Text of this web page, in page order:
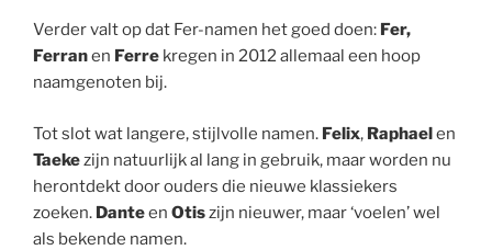
Verder valt op dat Fer-namen het goed doen: Fer,
Ferranen Ferre kregen in 2012 allemaal een hoop
naamgenoten bij.
Tot slot wat langere, stijlvolle namen. Felix, Raphaelen
Taekezijn natuurlijk al lang in gebruik, maar worden nu
herontdekt door ouders die nieuwe klassiekers
zoeken. Danteen Otiszijn nieuwer, maar ‘voelen’ wel
als bekende namen.